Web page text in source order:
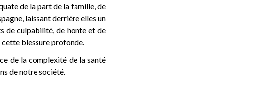
de la part de la famille, de
laissant derrière elles un
de culpabilité, de honte et de
cette blessure profonde.
de la complexité de la santé
de notre société.